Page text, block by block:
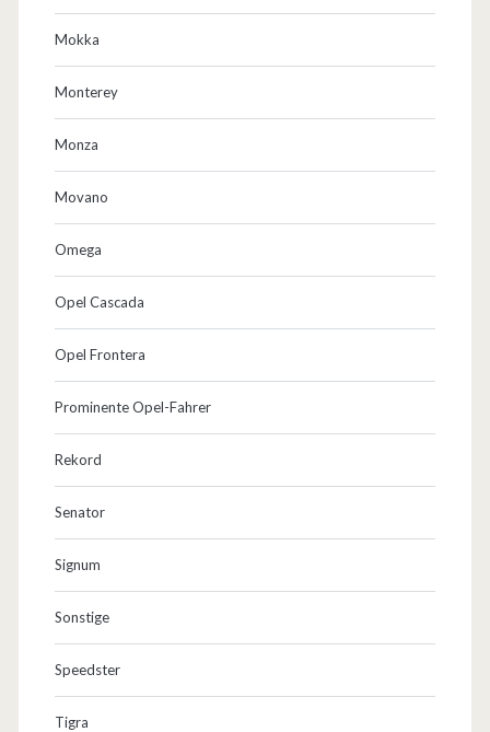
g
g
o
e
h
Mokka
Monterey
Monza
Movano
Omega
Opel Cascada
Opel Frontera
Prominente Opel-Fahrer
Rekord
Senator
Signum
Sonstige
Speedster
Tigra